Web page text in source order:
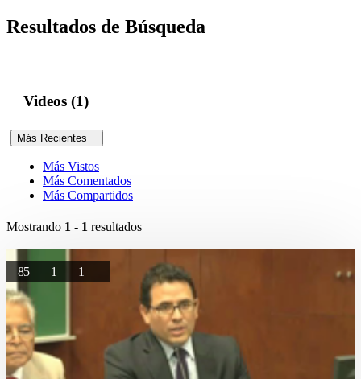
Resultados de Búsqueda
Videos (1)
Más Recientes
Más Vistos
Más Comentados
Más Compartidos
Mostrando 1 - 1 resultados
85 1 1